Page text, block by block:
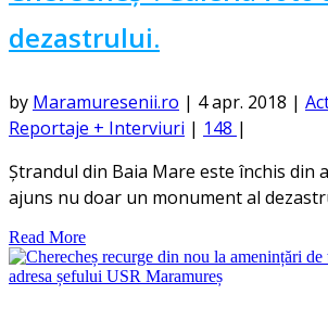
dezastrului.
by Maramuresenii.ro | 4 apr. 2018 |
Reportaje + Interviuri | 148 |
Ștrandul din Baia Mare este închis din
ajuns nu doar un monument al
Read More